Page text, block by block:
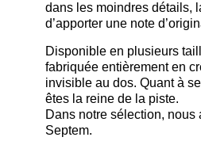
dans les moindres détails,
d’apporter une note
Disponible en plusieurs
fabriquée entièrement en
invisible au dos. Quant à
êtes la reine de la piste.
Dans notre sélection,
Septem.